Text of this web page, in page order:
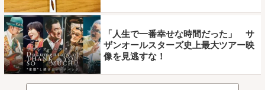
「人生で一番幸せな時間だった」 サ
ザンオールスターズ史上最大ツアー映
像を見逃すな！